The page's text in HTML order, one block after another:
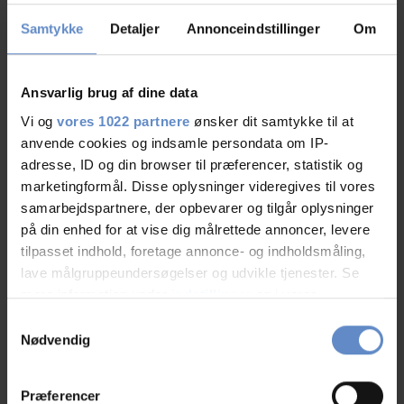
Samtykke Detaljer Annonceindstillinger Om
Ansvarlig brug af dine data
Vi og vores 1022 partnere ønsker dit samtykke til at
anvende cookies og indsamle persondata om IP-
adresse, ID og din browser til præferencer, statistik og
marketingformål. Disse oplysninger videregives til vores
samarbejdspartnere, der opbevarer og tilgår oplysninger
på din enhed for at vise dig målrettede annoncer, levere
tilpasset indhold, foretage annonce- og indholdsmåling,
lave målgruppeundersøgelser og udvikle tjenester. Se
mere information underindstillingerog i vores
tilbage eller ændre indstillinger fra vores
"Cookiedeklaration", eller ved at trykke på "Privacy
Nødvendig
Præferencer
Café
Gæstekøkken
Handicap venligt
Indendørs legeområde
Tv-stue